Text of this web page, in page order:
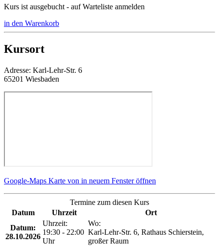
Kurs ist ausgebucht - auf Warteliste anmelden
in den Warenkorb
Kursort
Adresse: Karl-Lehr-Str. 6
65201 Wiesbaden
Google-Maps Karte von in neuem Fenster öffnen
Termine zum diesen Kurs
Datum
Uhrzeit
Ort
Datum:
28.10.2026
Uhrzeit:
19:30 - 22:00
Uhr
Wo:
Karl-Lehr-Str. 6, Rathaus Schierstein,
großer Raum